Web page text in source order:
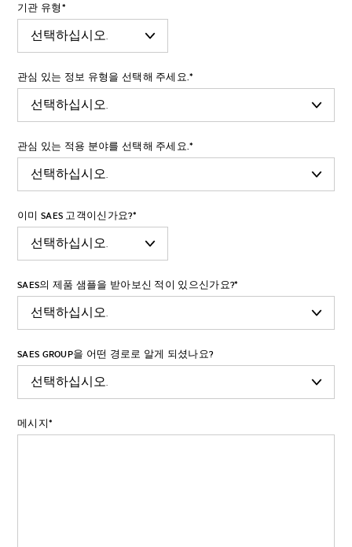
기관 유형 *
관심 있는 정보 유형을 선택해 주세요.*
관심 있는 적용 분야를 선택해 주세요.*
이미 SAES 고객이신가요?*
SAES의 제품 샘플을 받아보신 적이 있으신가요?*
SAES GROUP을 어떤 경로로 알게 되셨나요?
메시지 *